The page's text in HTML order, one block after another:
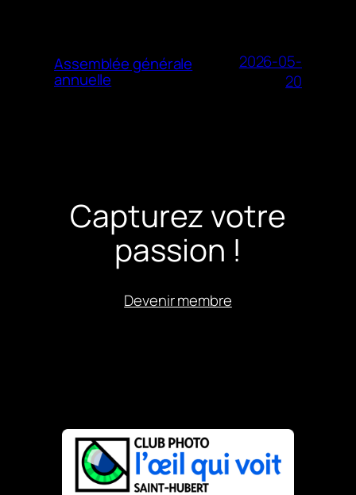
Assemblée générale
annuelle
2026-05-
20
Capturez votre
passion !
Devenir membre